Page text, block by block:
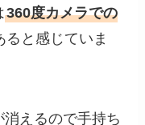
360度カメラでの
ると感じていま
えるので手持ち